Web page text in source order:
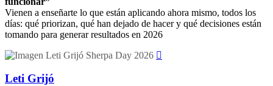
Vienen a enseñarte lo que están aplicando ahora mismo, todos los
días: qué priorizan, qué han dejado de hacer y qué decisiones están
tomando para generar resultados en 2026
Leti Grijó